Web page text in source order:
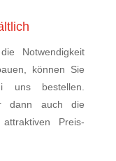
Notwendigkeit
können Sie
uns bestellen.
dann auch die
Preis-